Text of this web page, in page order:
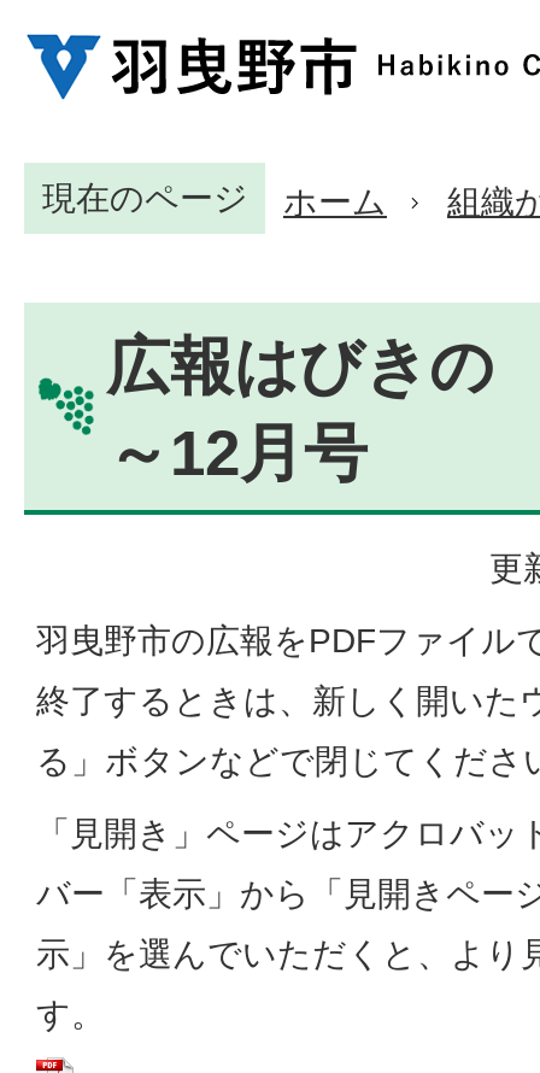
現在のページ ホーム 組織
広報はびきの
～12月号
更
羽曳野市の広報をPDFファイル
終了するときは、新しく開いた
る」ボタンなどで閉じてくださ
「見開き」ページはアクロバ
バー「表示」から「見開きペー
示」を選んでいただくと、より
す。